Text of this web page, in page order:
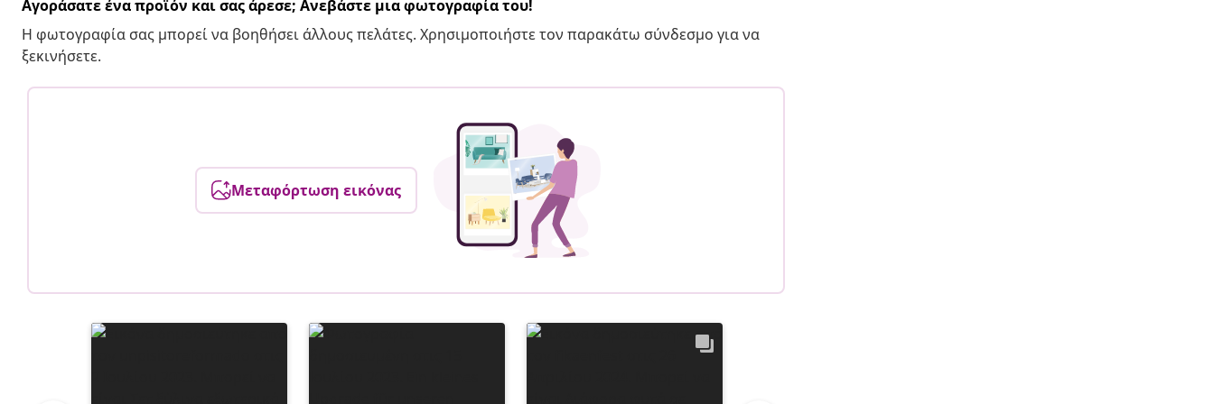
Αγοράσατε ένα προϊόν και σας άρεσε; Ανεβάστε μια φωτογραφία του!
Η φωτογραφία σας μπορεί να βοηθήσει άλλους πελάτες. Χρησιμοποιήστε τον παρακάτω σύνδεσμο για να
ξεκινήσετε.
Μεταφόρτωση εικόνας